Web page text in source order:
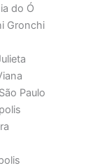
do Ó
Gronchi
Paulo